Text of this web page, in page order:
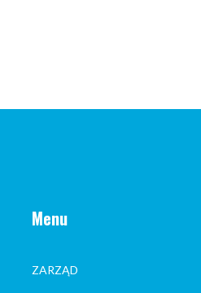
Menu
ZARZĄD